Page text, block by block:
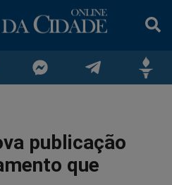
no
no
publicação
que